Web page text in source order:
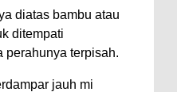
diatas bambu atau
ditempati
perahunya terpisah.
jauh mi